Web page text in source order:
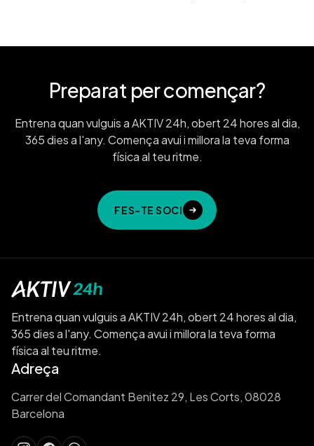
Preparat per començar?
Entrena quan vulguis a AKTIV 24h, obert 24 hores al dia,
365 dies a l'any. Comença avui i millora la teva forma
física al teu ritme.
FES-TE SOCI
Entrena quan vulguis a AKTIV 24h, obert 24 hores al dia,
365 dies a l'any. Comença avui i millora la teva forma
física al teu ritme.
Adreça
Carrer del Comandant Benitez 29, Les Corts, 08028
Barcelona